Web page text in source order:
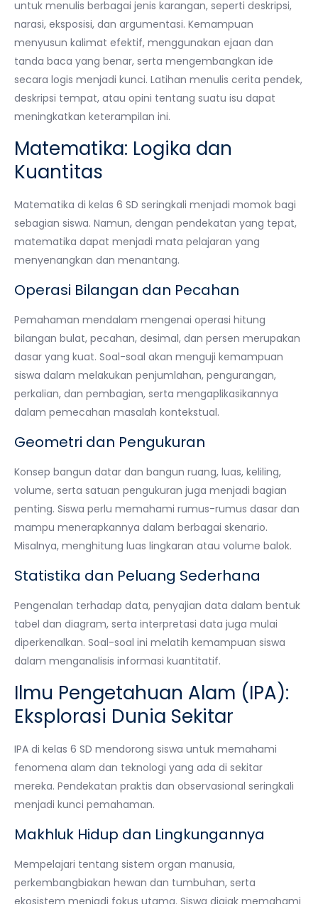
untuk menulis berbagai jenis karangan, seperti deskripsi,
narasi, eksposisi, dan argumentasi. Kemampuan
menyusun kalimat efektif, menggunakan ejaan dan
tanda baca yang benar, serta mengembangkan ide
secara logis menjadi kunci. Latihan menulis cerita pendek,
deskripsi tempat, atau opini tentang suatu isu dapat
meningkatkan keterampilan ini.
Matematika: Logika dan
Kuantitas
Matematika di kelas 6 SD seringkali menjadi momok bagi
sebagian siswa. Namun, dengan pendekatan yang tepat,
matematika dapat menjadi mata pelajaran yang
menyenangkan dan menantang.
Operasi Bilangan dan Pecahan
Pemahaman mendalam mengenai operasi hitung
bilangan bulat, pecahan, desimal, dan persen merupakan
dasar yang kuat. Soal-soal akan menguji kemampuan
siswa dalam melakukan penjumlahan, pengurangan,
perkalian, dan pembagian, serta mengaplikasikannya
dalam pemecahan masalah kontekstual.
Geometri dan Pengukuran
Konsep bangun datar dan bangun ruang, luas, keliling,
volume, serta satuan pengukuran juga menjadi bagian
penting. Siswa perlu memahami rumus-rumus dasar dan
mampu menerapkannya dalam berbagai skenario.
Misalnya, menghitung luas lingkaran atau volume balok.
Statistika dan Peluang Sederhana
Pengenalan terhadap data, penyajian data dalam bentuk
tabel dan diagram, serta interpretasi data juga mulai
diperkenalkan. Soal-soal ini melatih kemampuan siswa
dalam menganalisis informasi kuantitatif.
Ilmu Pengetahuan Alam (IPA):
Eksplorasi Dunia Sekitar
IPA di kelas 6 SD mendorong siswa untuk memahami
fenomena alam dan teknologi yang ada di sekitar
mereka. Pendekatan praktis dan observasional seringkali
menjadi kunci pemahaman.
Makhluk Hidup dan Lingkungannya
Mempelajari tentang sistem organ manusia,
perkembangbiakan hewan dan tumbuhan, serta
ekosistem menjadi fokus utama. Siswa diajak memahami